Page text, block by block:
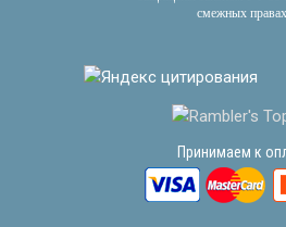
смежных
Принимаем к